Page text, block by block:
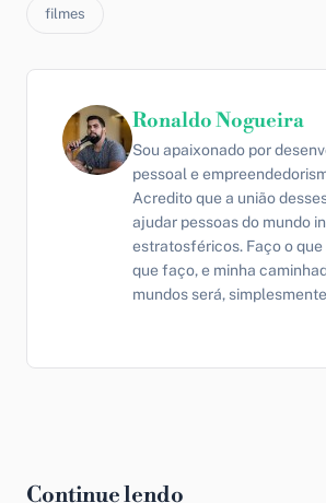
filmes
Ronaldo Nogueira
Sou apaixonado por
pessoal e
Acredito que a união
ajudar pessoas do mundo
estratosféricos. Faço o que
que faço, e minha
mundos será,
Continue lendo